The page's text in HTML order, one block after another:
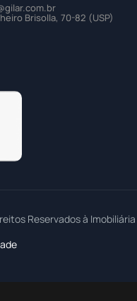
Brisolla, 70-82 (USP)
Reservados à